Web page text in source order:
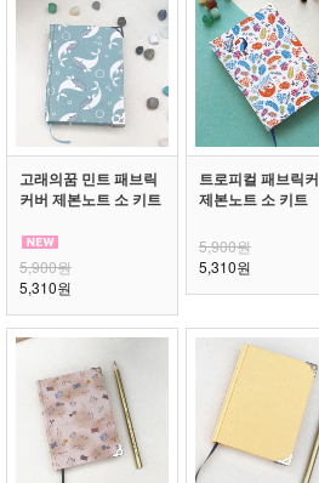
고래의꿈 민트 패브릭
커버 제본노트 소 키트
5,900원
5,310원
트로피컬 패브릭
제본노트 소 키트
5,900원
5,310원